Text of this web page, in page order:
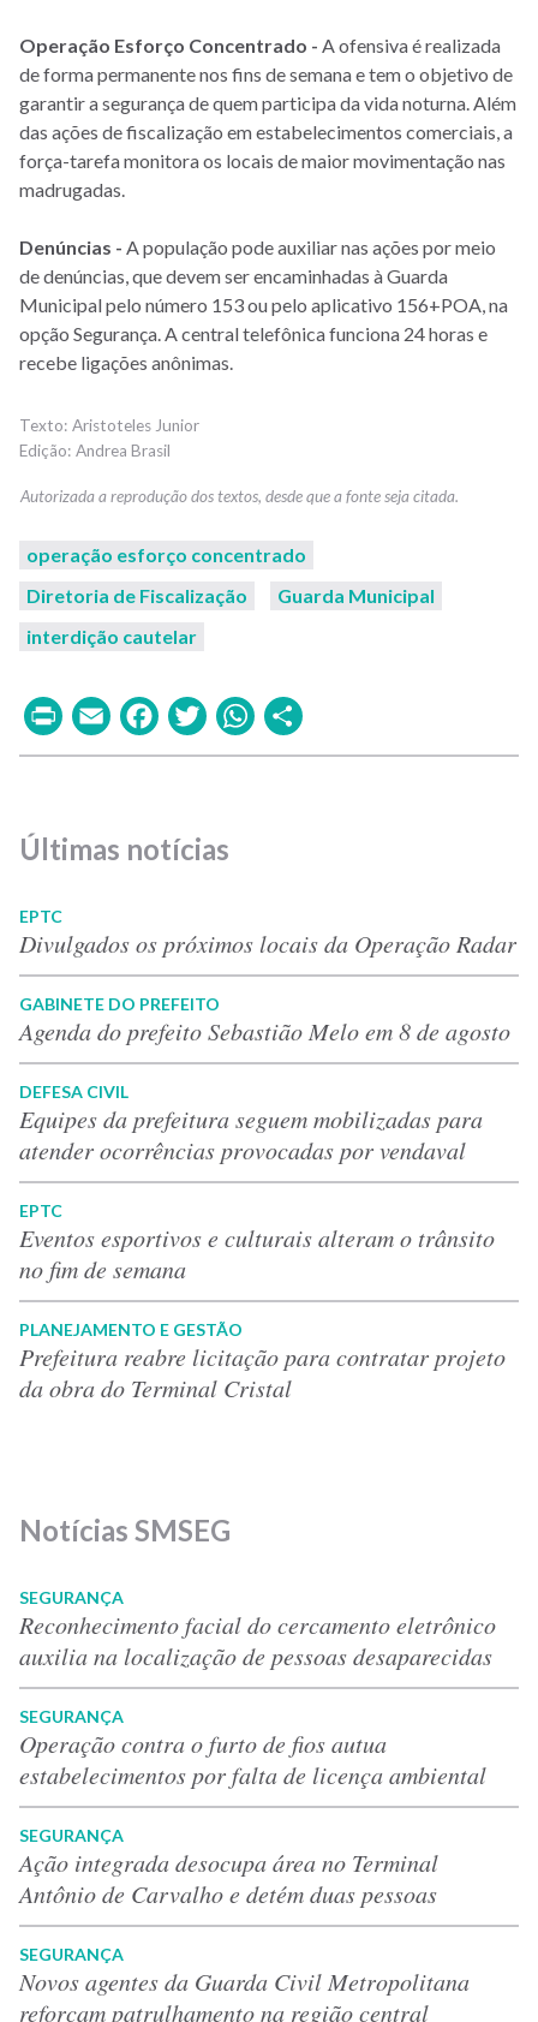
Operação Esforço Concentrado - A ofensiva é realizada
de forma permanente nos fins de semana e tem o objetivo de
garantir a segurança de quem participa da vida noturna. Além
das ações de fiscalização em estabelecimentos comerciais, a
força-tarefa monitora os locais de maior movimentação nas
madrugadas.
Denúncias - A população pode auxiliar nas ações por meio
de denúncias, que devem ser encaminhadas à Guarda
Municipal pelo número 153 ou pelo aplicativo 156+POA, na
opção Segurança. A central telefônica funciona 24 horas e
recebe ligações anônimas.
Aristoteles Junior
Andrea Brasil
operação esforço concentrado
Diretoria de Fiscalização
Guarda Municipal
interdição cautelar
PrintEmailFacebook
TwitterWhatsApp
Últimas notícias
EPTC
Divulgados os próximos locais da Operação Radar
GABINETE DO PREFEITO
Agenda do prefeito Sebastião Melo em 8 de agosto
DEFESA CIVIL
Equipes da prefeitura seguem mobilizadas para
atender ocorrências provocadas por vendaval
EPTC
Eventos esportivos e culturais alteram o trânsito
no fim de semana
PLANEJAMENTO E GESTÃO
Prefeitura reabre licitação para contratar projeto
da obra do Terminal Cristal
Notícias SMSEG
SEGURANÇA
Reconhecimento facial do cercamento eletrônico
auxilia na localização de pessoas desaparecidas
SEGURANÇA
Operação contra o furto de fios autua
estabelecimentos por falta de licença ambiental
SEGURANÇA
Ação integrada desocupa área no Terminal
Antônio de Carvalho e detém duas pessoas
SEGURANÇA
Novos agentes da Guarda Civil Metropolitana
reforçam patrulhamento na região central